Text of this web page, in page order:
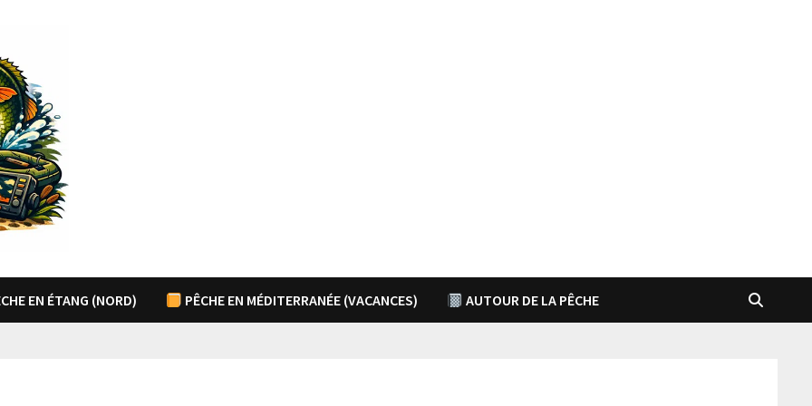
EN ÉTANG (NORD) PÊCHE EN MÉDITERRANÉE (VACANCES) AUTOUR DE LA PÊCHE